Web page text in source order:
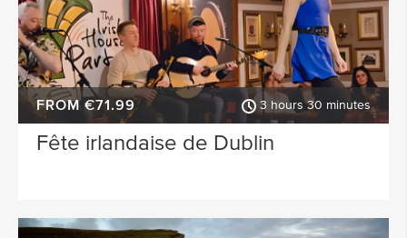
FROM €71.99 3 hours 30 minutes
Fête irlandaise de Dublin